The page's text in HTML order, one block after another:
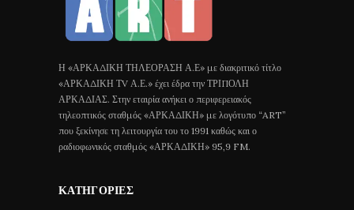
Η «ΑΡΚΑΔΙΚΗ ΤΗΛΕΟΡΑΣΗ Α.Ε» με διακριτικό τίτλο
«ΑΡΚΑΔΙΚΗ ΤV Α.Ε.» έχει έδρα την ΤΡΙΠΟΛΗ
ΑΡΚΑΔΙΑΣ. Στην εταιρία ανήκει ο περιφερειακός
τηλεοπτικός σταθμός «ΑΡΚΑΔΙΚΗ» με λογότυπο “ART”
που ξεκίνησε τη λειτουργία του το 1991 καθώς και ο
ραδιοφωνικός σταθμός «ΑΡΚΑΔΙΚΗ» 95,9 FM.
ΚΑΤΗΓΟΡΊΕΣ